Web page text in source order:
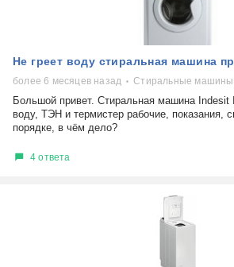
Не греет воду стиральная машина
более 6 месяцев назад Стиральные машины
Большой привет. Стиральная машина Indesit
воду, ТЭН и термистер рабочие, показания,
порядке, в чём дело?
4 ответа